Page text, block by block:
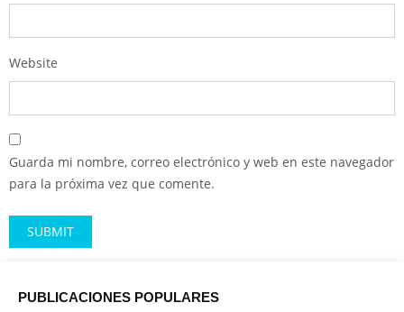
Website
Guarda mi nombre, correo electrónico y web en este navegador
para la próxima vez que comente.
PUBLICACIONES POPULARES